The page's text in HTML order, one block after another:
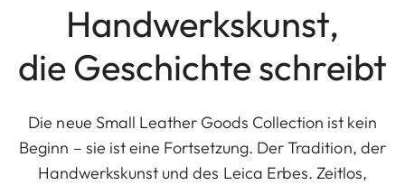
Handwerkskunst,
die Geschichte schreibt
Die neue Small Leather Goods Collection ist kein
Beginn – sie ist eine Fortsetzung. Der Tradition, der
Handwerkskunst und des Leica Erbes. Zeitlos,